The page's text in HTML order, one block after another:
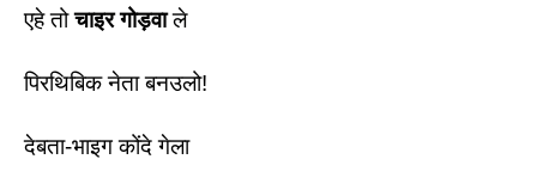
एहे तो चाइर गोड़वा ले
पिरथिबिक नेता बनउलो!
देबता-भाइग कोंदे गेला